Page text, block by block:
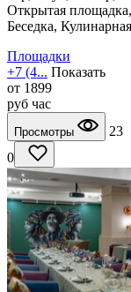
Открытая
Беседка,
Площадки
+7 (4... Показать
от 1899
руб час
Просмотры
23
0